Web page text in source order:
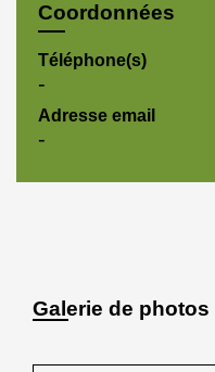
Coordonnées
Téléphone(s)
-
Adresse email
-
Galerie de photos